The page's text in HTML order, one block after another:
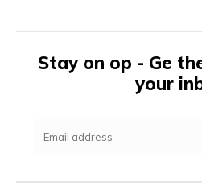
Stay on op - Ge
your